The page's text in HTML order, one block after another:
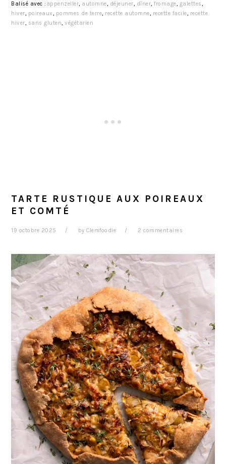
Balisé avec : appenzeller, automne, déjeuner, dîner,fromage, galettes,
hiver, poireaux, pommes de terre, recette automne, recette facile, recette
hiver, sans gluten,végétarien
TARTE RUSTIQUE AUX POIREAUX
ET COMTÉ
19 octobre 2025 byClemfoodie 2 commentaires